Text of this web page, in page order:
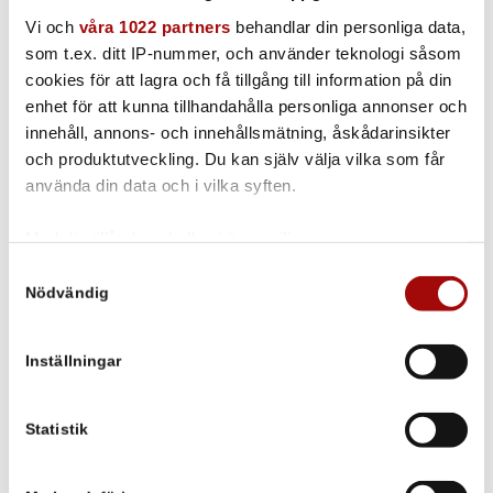
Vi och våra 1022 partners behandlar din personliga data,
som t.ex. ditt IP-nummer, och använder teknologi såsom
cookies för att lagra och få tillgång till information på din
enhet för att kunna tillhandahålla personliga annonser och
innehåll, annons- och innehållsmätning, åskådarinsikter
och produktutveckling. Du kan själv välja vilka som får
använda din data och i vilka syften.
kan ha en noggrannhet på upp till flera meter
Du kan ändra eller dra tillbaka ditt samtycke när som
Nödvändig
Inställningar
Statistik
Borste Svart Ø 0,5 | 2-pack | För hårda underlag
340mm | 420mm | 620mm